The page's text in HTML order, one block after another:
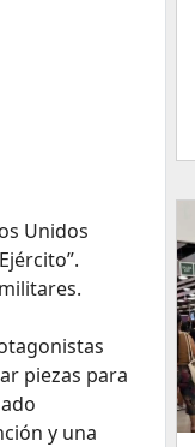
Unidos
piezas para
y una